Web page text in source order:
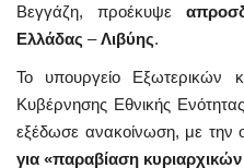
Βεγγάζη, προέκυψε
Ελλάδας –Λιβύης.
Το υπουργείο Εξωτερικών
Κυβέρνησης Εθνικής
εξέδωσε ανακοίνωση, με την
για «παραβίαση